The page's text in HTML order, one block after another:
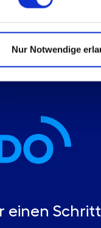
Nur Notwendige
einen